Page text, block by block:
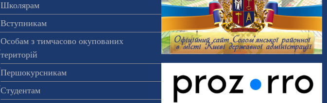
Школярам
Вступникам
Особам з тимчасово окупованих
територій
Першокурсникам
Студентам